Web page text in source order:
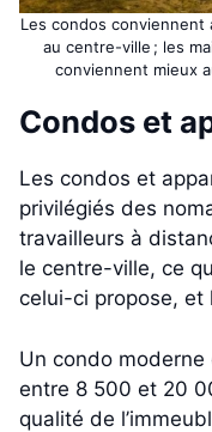
Les condos conviennent
au centre-ville ; les
conviennent mieux
Condos et
Les condos et
privilégiés des
travailleurs à
le centre-ville, ce
celui-ci propose, et
Un condo moderne
entre 8 500 et 20
qualité de